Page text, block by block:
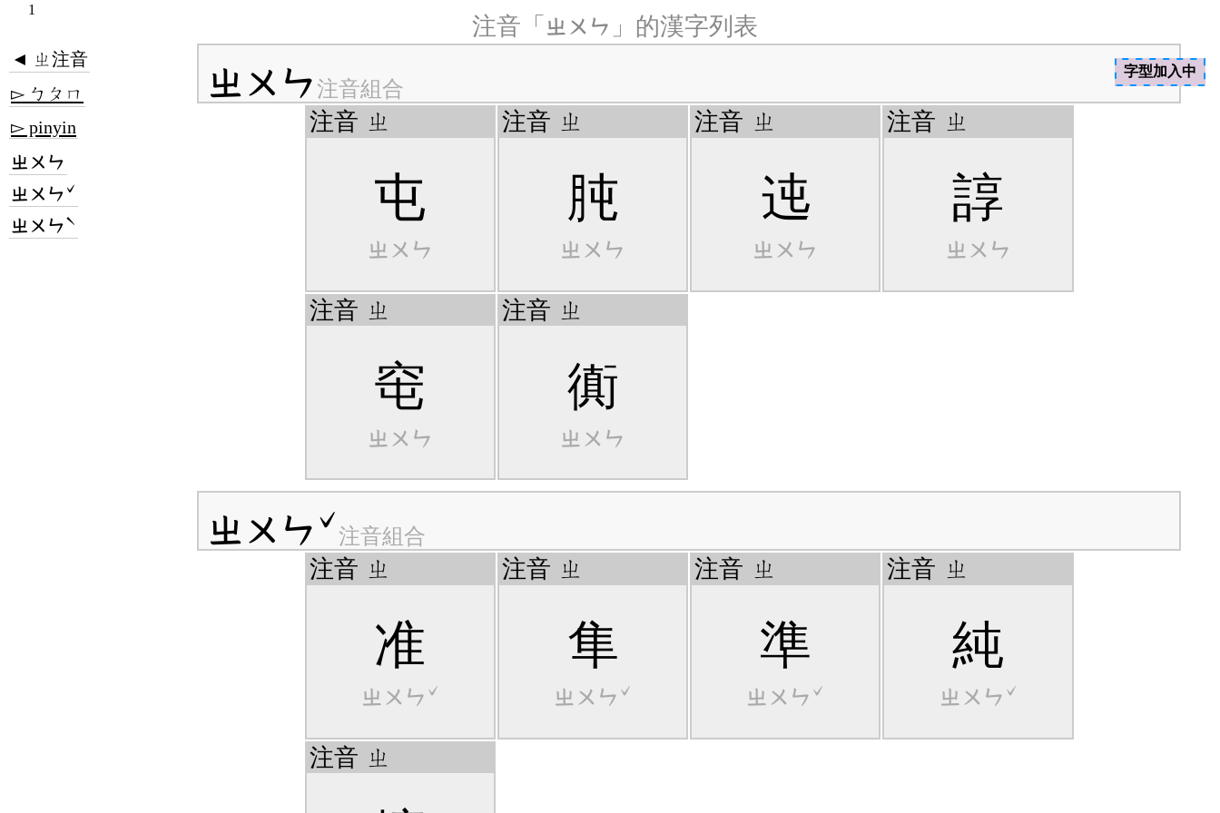
注音「 ㄓㄨㄣ 」的漢字列表
◄ ㄓ注音
▻ ㄅㄆㄇ
▻ pinyin
ㄓㄨㄣ
ㄓㄨㄣˇ
ㄓㄨㄣˋ
ㄓㄨㄣ 注音組合
注音 ㄓ
屯
ㄓㄨㄣ
注音 ㄓ
肫
ㄓㄨㄣ
注音 ㄓ
迍
ㄓㄨㄣ
注音 ㄓ
諄
ㄓㄨㄣ
注音 ㄓ
窀
ㄓㄨㄣ
注音 ㄓ
衠
ㄓㄨㄣ
ㄓㄨㄣˇ注音組合
注音 ㄓ
准
ㄓㄨㄣˇ
注音 ㄓ
隼
ㄓㄨㄣˇ
注音 ㄓ
準
ㄓㄨㄣˇ
注音 ㄓ
純
ㄓㄨㄣˇ
注音 ㄓ
1
字型加入中